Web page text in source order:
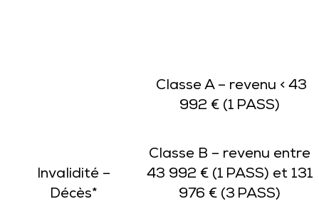
Invalidité –
Décès*
Classe A – revenu < 43
992 € (1 PASS)
Classe B – revenu entre
43 992 € (1 PASS) et 131
976 € (3 PASS)